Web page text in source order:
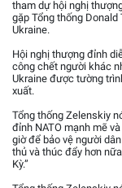
tham dự hội nghị
gặp Tổng thống
Ukraine.
Hội nghị thượng đỉnh
công chết người khác
Ukraine được tường
xuất.
Tổng thống Zelenskiy
đỉnh NATO mạnh mẽ
giờ để bảo vệ người
thủ và thúc đẩy hơn
Kỳ.”